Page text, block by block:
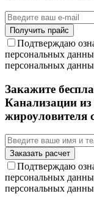
Подтверждаю
персональных
персональных
Закажите
Канализации
жироуловителя
Подтверждаю
персональных
персональных